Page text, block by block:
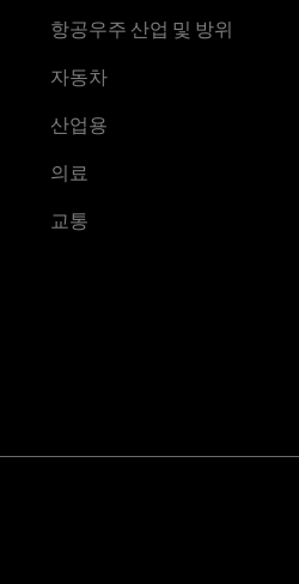
항공우주 산업 및 방위
자동차
산업용
의료
교통